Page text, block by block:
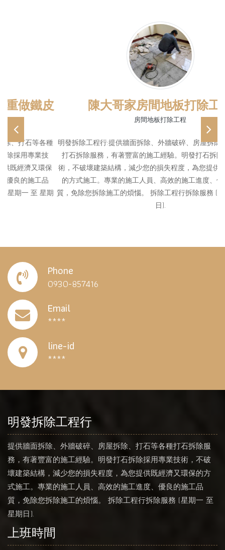
陳大哥家房間地板打除工程
房間地板打除工程
明發拆除工程行:提供牆面拆除、外牆破碎、房屋拆除、打石等各種
打石拆除服務，有著豐富的施工經驗。明發打石拆除採用專業技
術，不破壞建築結構，減少您的損失程度，為您提供既經濟又環保
的方式施工。專業的施工人員、高效的施工進度、優良的施工品
質，免除您拆除施工的煩惱。 拆除工程行拆除服務 (星期一 至 星期
Previous
Phone
0930-857416
Email
****
line-id
****
明發拆除工程行
提供牆面拆除、外牆破碎、房屋拆除、打石等各種打石拆除服
務，有著豐富的施工經驗。明發打石拆除採用專業技術，不破
壞建築結構，減少您的損失程度，為您提供既經濟又環保的方
式施工。專業的施工人員、高效的施工進度、優良的施工品
質，免除您拆除施工的煩惱。 拆除工程行拆除服務 (星期一 至
星期日).
上班時間